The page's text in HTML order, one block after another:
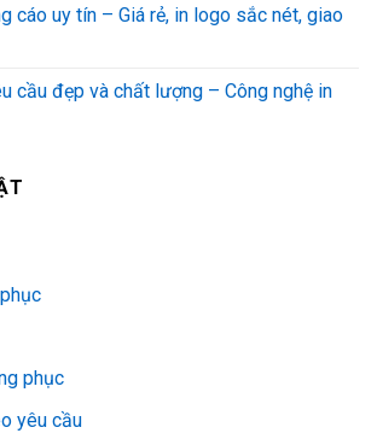
cáo uy tín – Giá rẻ, in logo sắc nét, giao
cầu đẹp và chất lượng – Công nghệ in
phục
yêu cầu